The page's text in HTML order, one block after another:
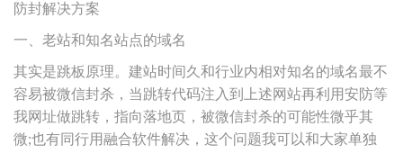
防封解决方案
一、老站和知名站点的域名
其实是跳板原理。建站时间久和行业内相对知名的域名最不
容易被微信封杀，当跳转代码注入到上述网站再利用安防等
我网址做跳转，指向落地页，被微信封杀的可能性微乎其
微;也有同行用融合软件解决，这个问题我可以和大家单独